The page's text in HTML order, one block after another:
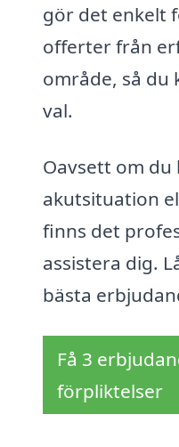
gör det enkelt
offerter från
område, så du
val.
Oavsett om
akutsituation
finns det
assistera dig.
bästa
Få 3
förpliktelser